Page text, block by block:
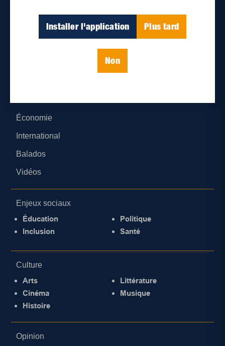
Installer l'application Plus tard
Non
Économie
International
Balados
Vidéos
Enjeux sociaux
Éducation
Inclusion
Politique
Santé
Culture
Arts
Cinéma
Histoire
Littérature
Musique
Opinion